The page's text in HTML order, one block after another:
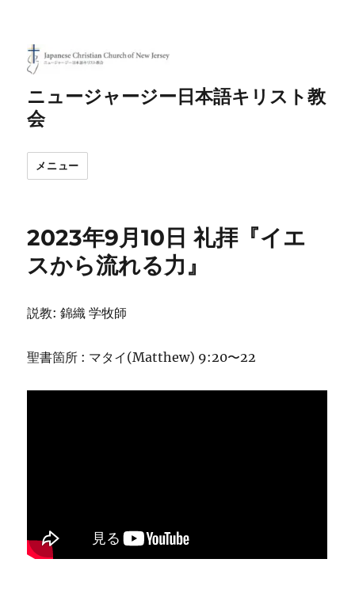
ニュージャージー日本語キリスト教
会
メニュー
2023年9月10日 礼拝『イエ
スから流れる力』
説教: 錦織 学牧師
聖書箇所 : マタイ(Matthew) 9:20〜22